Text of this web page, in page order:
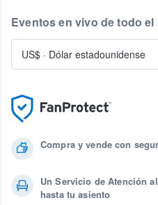
Compra y vende con
Un Servicio de Atención
hasta tu asiento
Eventos en vivo de todo el
US$ · Dólar estadounidense